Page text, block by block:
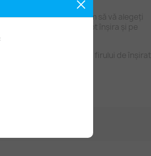
culori diverse, vă rugăm să vă alegeți
au gaură mare, deci se pot înșira și pe
10 mm (de-a lungul firului de înșirat